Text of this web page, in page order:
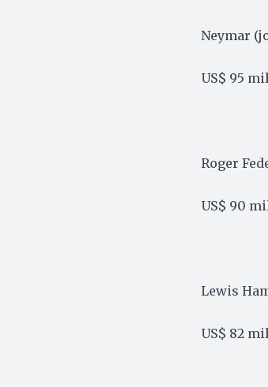
Neymar
US$ 95
Roger
US$ 90
Lewis
US$ 82